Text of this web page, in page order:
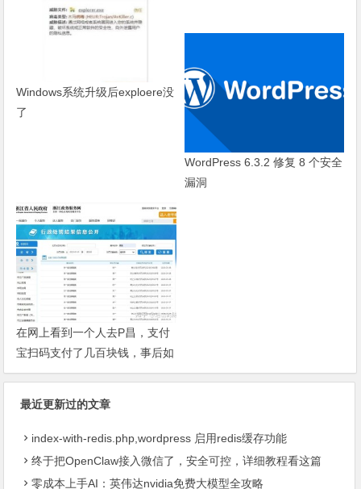
Windows系统升级后exploere没
了
WordPress 6.3.2 修复 8 个安全
漏洞
在网上看到一个人去P昌，支付
宝扫码支付了几百块钱，事后如
果小姐被抓后会不会JC根据转
最近更新过的文章
index-with-redis.php,wordpress 启用redis缓存功能
终于把OpenClaw接入微信了，安全可控，详细教程看这篇
零成本上手AI：英伟达nvidia免费大模型全攻略